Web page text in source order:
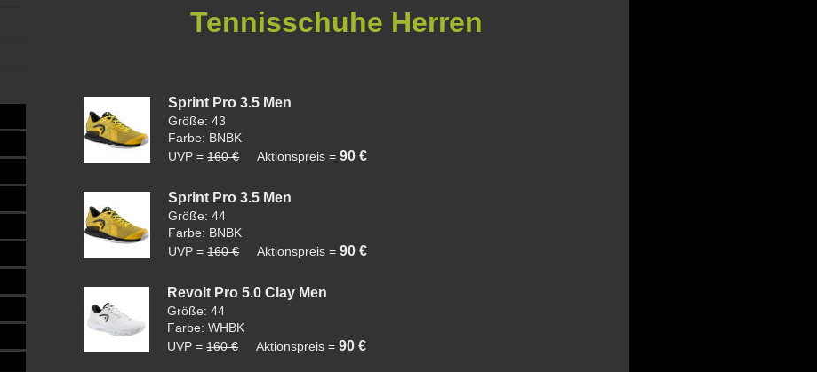
Tennisschuhe Herren
Sprint Pro 3.5 Men
Größe: 43
Farbe: BNBK
UVP =160 €Aktionspreis =90 €
Sprint Pro 3.5 Men
Größe: 44
Farbe: BNBK
UVP =160 €Aktionspreis =90 €
Revolt Pro 5.0 Clay Men
Größe: 44
Farbe: WHBK
UVP =160 €Aktionspreis =90 €